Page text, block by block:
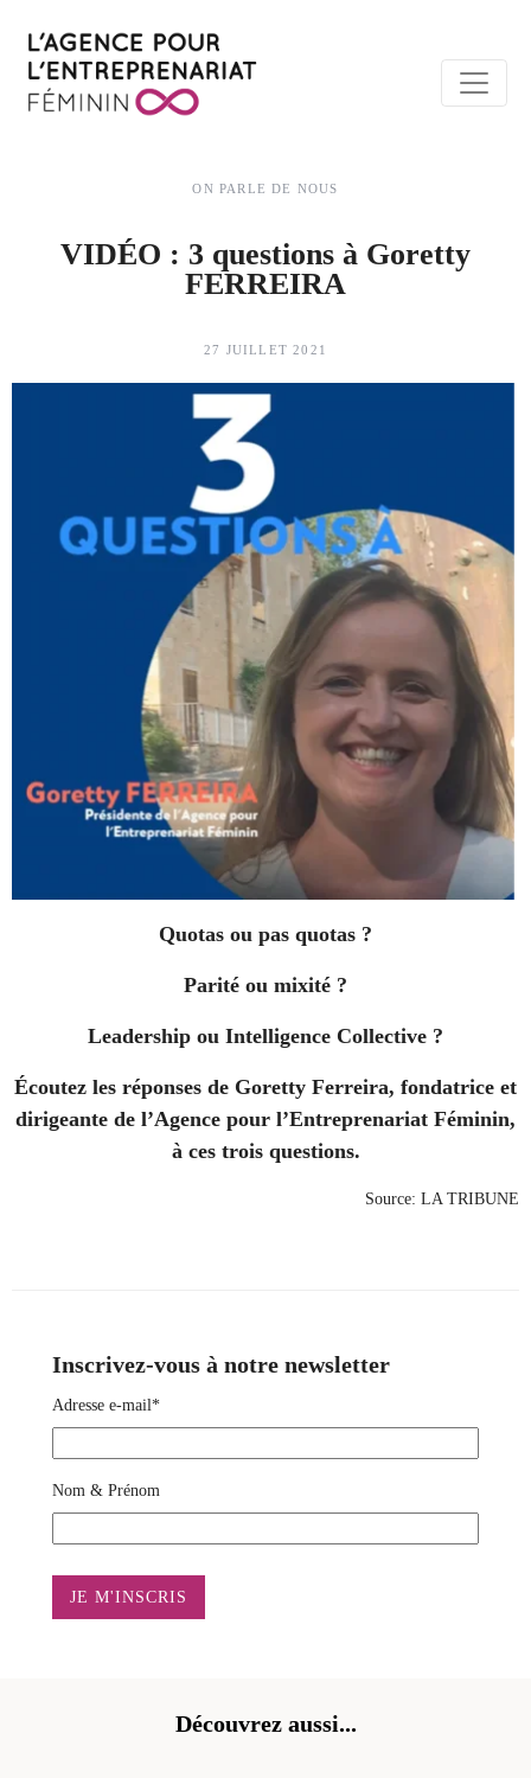
ON PARLE DE NOUS
VIDÉO : 3 questions à Goretty
FERREIRA
27 JUILLET 2021
Quotas ou pas quotas ?
Parité ou mixité ?
Leadership ou Intelligence Collective ?
Écoutez les réponses de Goretty Ferreira, fondatrice et
dirigeante de l’Agence pour l’Entreprenariat Féminin,
à ces trois questions.
Source: LA TRIBUNE
Inscrivez-vous à notre newsletter
Adresse e-mail*
Nom & Prénom
Découvrez aussi...